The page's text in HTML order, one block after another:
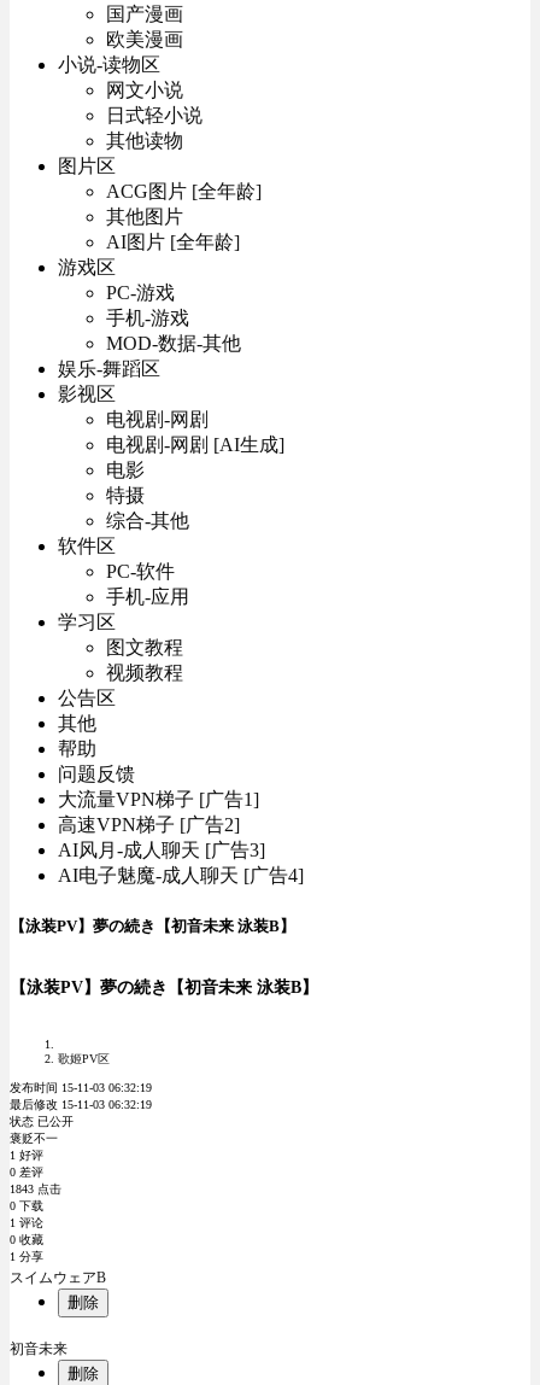
国产漫画
欧美漫画
小说-读物区
网文小说
日式轻小说
其他读物
图片区
ACG图片 [全年龄]
其他图片
AI图片 [全年龄]
游戏区
PC-游戏
手机-游戏
MOD-数据-其他
娱乐-舞蹈区
影视区
电视剧-网剧
电视剧-网剧 [AI生成]
电影
特摄
综合-其他
软件区
PC-软件
手机-应用
学习区
图文教程
视频教程
公告区
其他
帮助
问题反馈
大流量VPN梯子 [广告1]
高速VPN梯子 [广告2]
AI风月-成人聊天 [广告3]
AI电子魅魔-成人聊天 [广告4]
【泳装PV】夢の続き【初音未来 泳装B】
【泳装PV】夢の続き【初音未来 泳装B】
歌姬PV区
发布时间 15-11-03 06:32:19
最后修改 15-11-03 06:32:19
状态 已公开
褒贬不一
1 好评
0 差评
1843 点击
0 下载
1 评论
0 收藏
1 分享
スイムウェアB
删除
初音未来
删除